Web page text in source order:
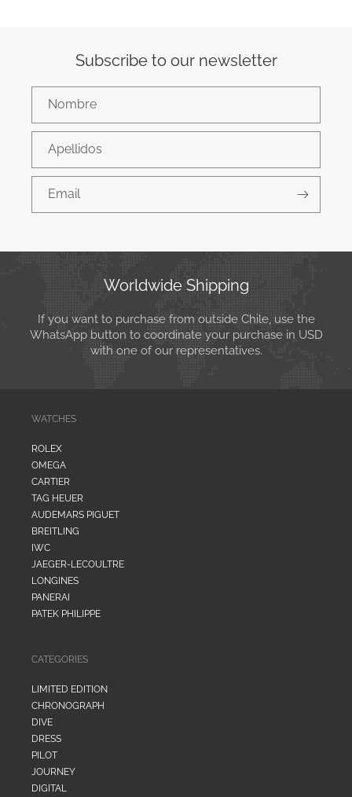
Subscribe to our newsletter
Nombre
Apellidos
Email
Worldwide Shipping
If you want to purchase from outside Chile, use the
WhatsApp button to coordinate your purchase in USD
with one of our representatives.
WATCHES
ROLEX
OMEGA
CARTIER
TAG HEUER
AUDEMARS PIGUET
BREITLING
IWC
JAEGER-LECOULTRE
LONGINES
PANERAI
PATEK PHILIPPE
CATEGORIES
LIMITED EDITION
CHRONOGRAPH
DIVE
DRESS
PILOT
JOURNEY
DIGITAL